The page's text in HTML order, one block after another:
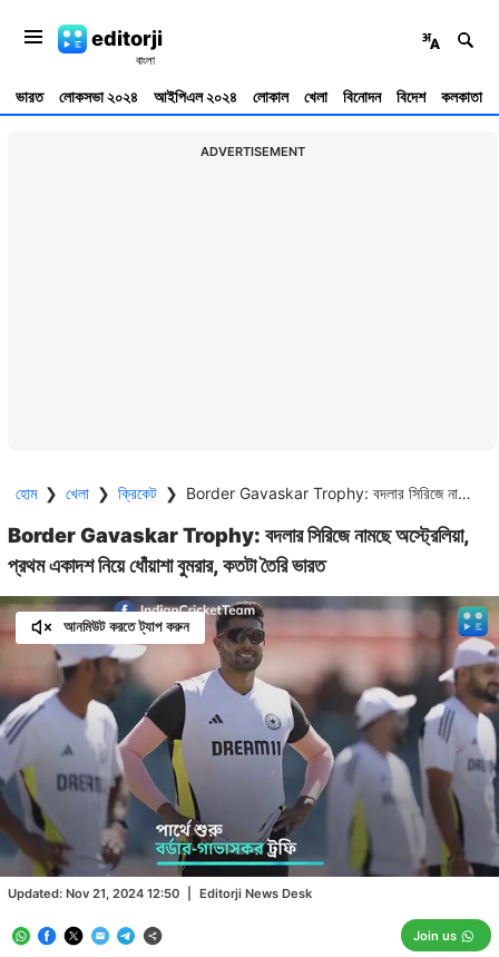
editorji
ভারত লোকসভা ২০২৪ আইপিএল ২০২৪ লোকাল খেলা বিনোদন বিদেশ কলকাতা
ADVERTISEMENT
হোম ❯ খেলা ❯ ক্রিকেট ❯ Border Gavaskar Trophy: বদলার সিরিজে নামছে অস্ট্রেলিয়া, প্রথম একাদশ নিয়ে ধোঁয়াশা বুমরার, কতটা তৈরি ভারত
Border Gavaskar Trophy: বদলার সিরিজে নামছে অস্ট্রেলিয়া,
প্রথম একাদশ নিয়ে ধোঁয়াশা বুমরার, কতটা তৈরি ভারত
Updated: Nov 21, 2024 12:50 Editorji News Desk
Join us
আনমিউট করতে ট্যাপ করুন
Unmute
/
Loaded
36.55%